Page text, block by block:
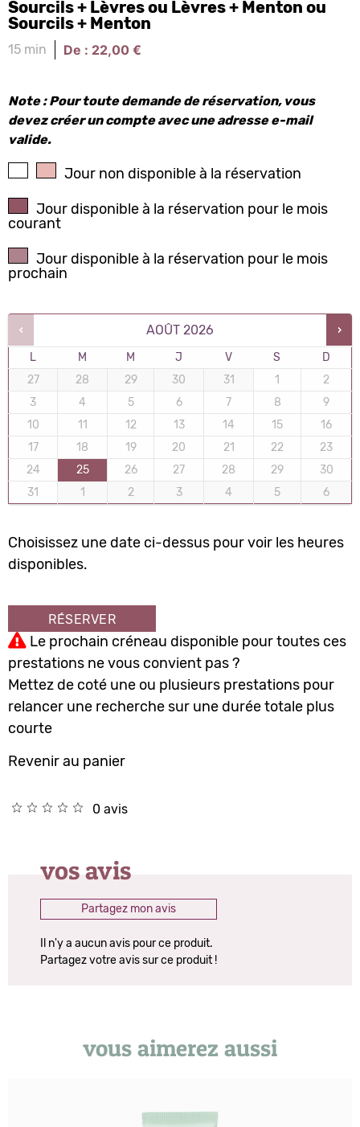
Sourcils + Lèvres ou Lèvres + Menton ou
Sourcils + Menton
15 min De : 22,00 €
Note : Pour toute demande de réservation, vous
devez créer un compte avec une adresse e-mail
valide.
Jour non disponible à la réservation
Jour disponible à la réservation pour le mois
courant
Jour disponible à la réservation pour le mois
prochain
AOÛT 2026
L M M J V S
D
27
28 29 30 31 1
2
3
4 5 6 7 8
9
10
11 12 13 14 15
16
17
18 19 20 21 22
23
24
25 26 27 28 29
30
31
1 2 3 4 5 6
Choisissez une date ci-dessus pour voir les heures
disponibles.
RÉSERVER
Le prochain créneau disponible pour toutes ces
prestations ne vous convient pas ?
Mettez de coté une ou plusieurs prestations pour
relancer une recherche sur une durée totale plus
courte
Revenir au panier
0 avis
vos avis
Partagez mon avis
Il n'y a aucun avis pour ce produit.
Partagez votre avis sur ce produit !
vous aimerez aussi